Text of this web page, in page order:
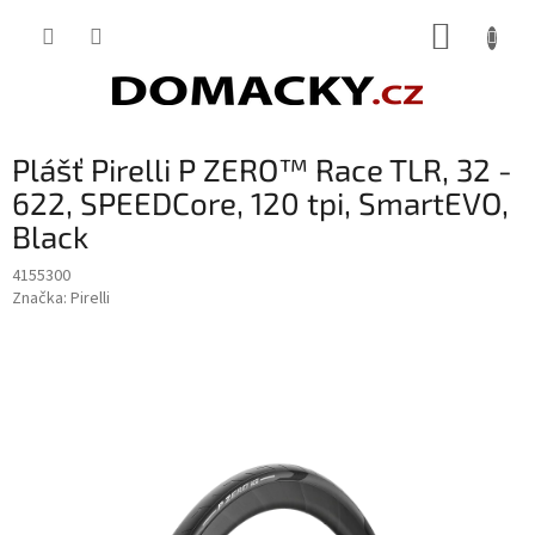
Plášť Pirelli P ZERO™ Race TLR, 32 -
622, SPEEDCore, 120 tpi, SmartEVO,
Black
4155300
Značka: Pirelli